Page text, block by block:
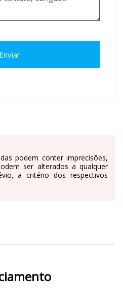
Enviar
podem conter imprecisões,
ser alterados a qualquer
a critério dos respectivos